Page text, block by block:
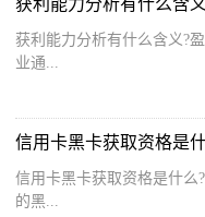
获利能力分析有什么含
获利能力分析有什么含义?
业通...
信用卡黑卡获取资格是
信用卡黑卡获取资格是什么
的黑...